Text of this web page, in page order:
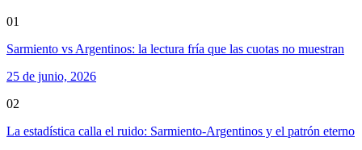
01
Sarmiento vs Argentinos: la lectura fría que las cuotas no muestran
25 de junio, 2026
02
La estadística calla el ruido: Sarmiento-Argentinos y el patrón eterno